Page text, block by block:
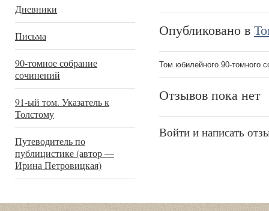
Дневники
Письма
90-томное собрание
сочинений
91-ый том. Указатель к
Толстому
Путеводитель по
публицистике (автор —
Ирина Петровицкая)
Опубликовано в
Том юбилейного 90-томного
Отзывов пока нет
Войти и написать